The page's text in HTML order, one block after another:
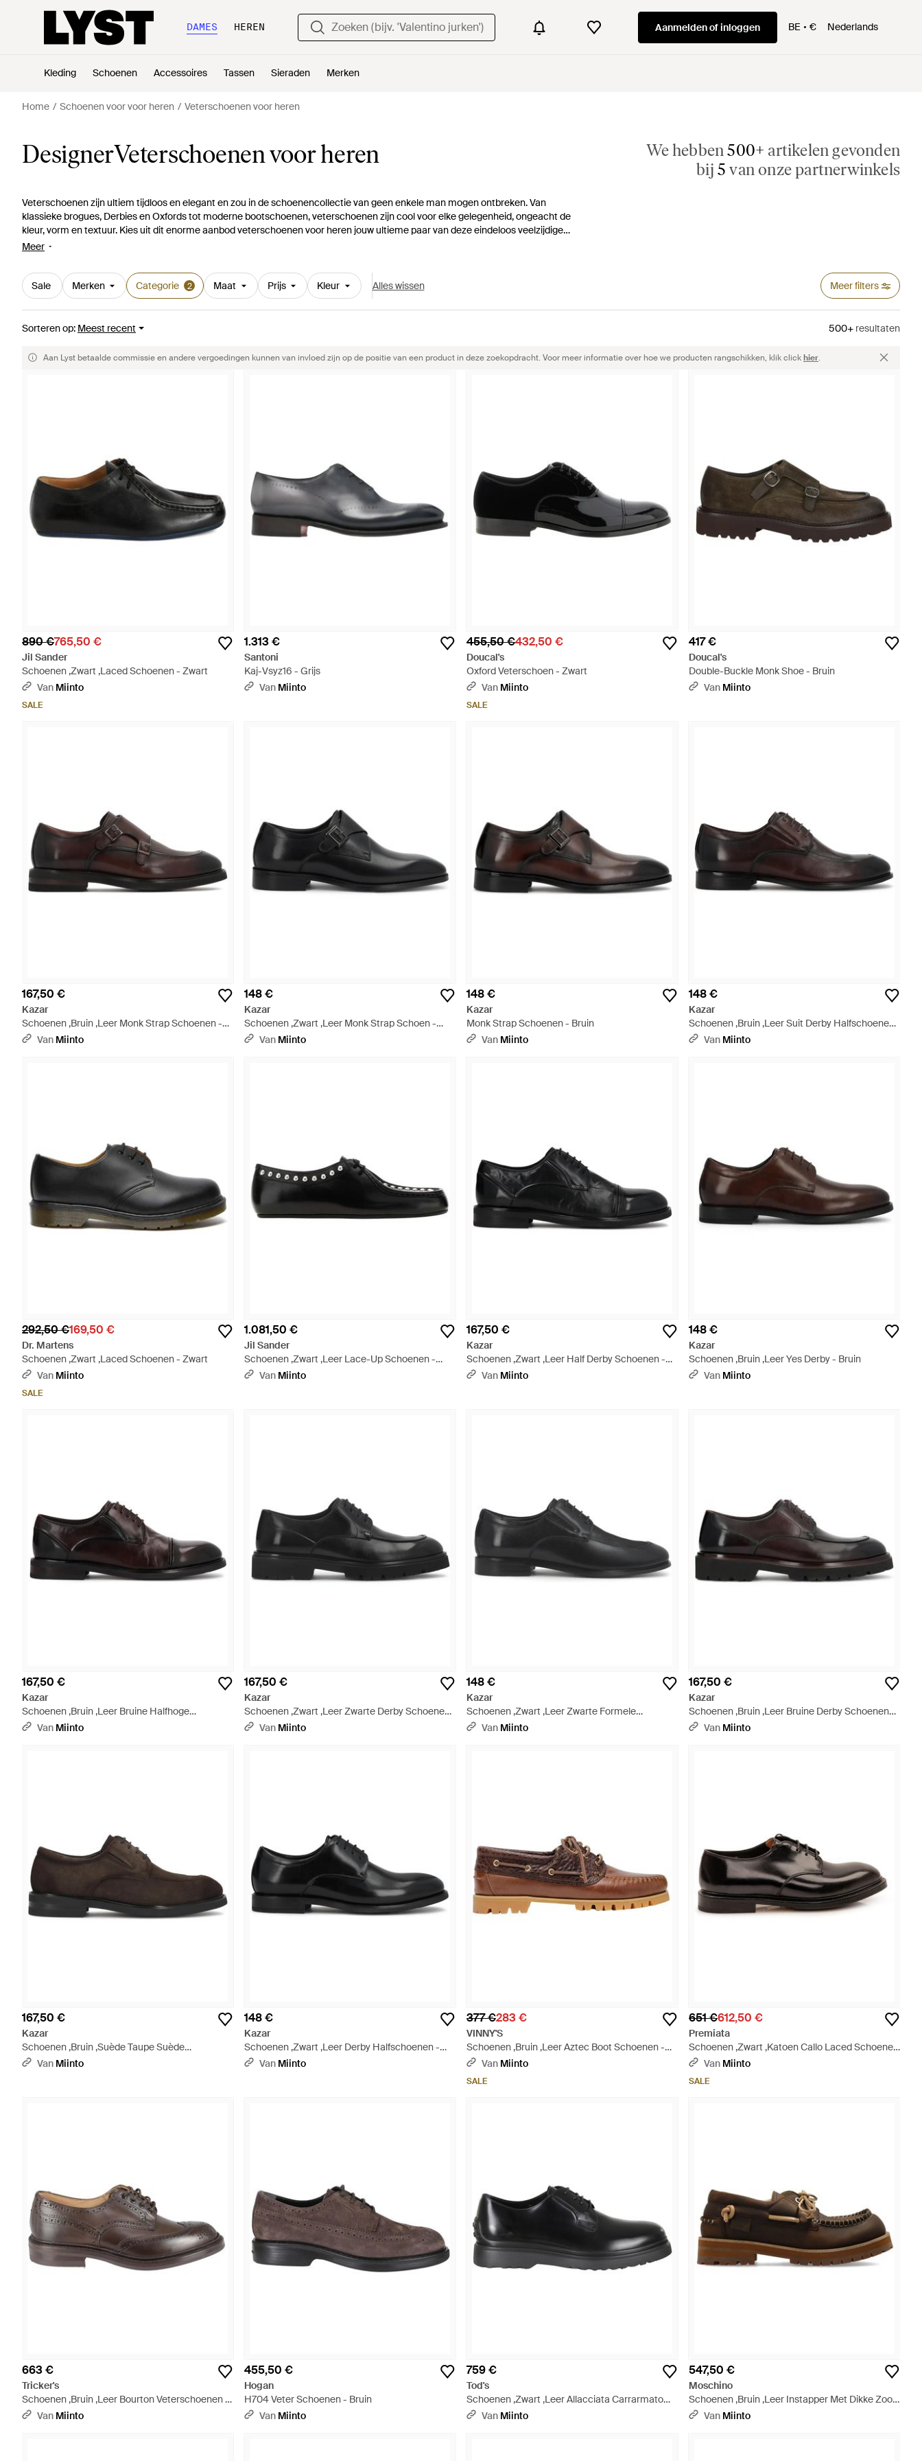
DAMES HEREN Aanmelden of inloggen BE € Nederlands
Kleding Schoenen Accessoires Tassen Sieraden Merken
Home Schoenen voor voor heren Veterschoenen voor heren
DesignerVeterschoenen voor heren
Veterschoenen zijn ultiem tijdloos en elegant en zou in de schoenencollectie van geen enkele man mogen ontbreken. Van
klassieke brogues, Derbies en Oxfords tot moderne bootschoenen, veterschoenen zijn cool voor elke gelegenheid, ongeacht de
kleur, vorm en textuur. Kies uit dit enorme aanbod veterschoenen voor heren jouw ultieme paar van deze eindeloos veelzijdige
schoen. Van wingtips van Zegna tot Derbies van Paul Smith, zelfs voor de meest kritische man is er een paar te vinden.
Meer
We hebben500+ artikelen gevonden
bij 5 van onze partnerwinkels
Sale Merken Categorie 2 Maat Prijs Kleur Alles wissen Meer filters
Sorteren op: Meest recent 500+ resultaten
Aan Lyst betaalde commissie en andere vergoedingen kunnen van invloed zijn op de positie van een product in deze zoekopdracht. Voor meer informatie over hoe we producten rangschikken, klik clickhier.
890 €765,50 €
Jil Sander
Schoenen ,Zwart ,Laced Schoenen - Zwart
Van Miinto
SALE
1.313 €
Santoni
Kaj-Vsyz16 - Grijs
Van Miinto
455,50 €432,50 €
Doucal's
Oxford Veterschoen - Zwart
Van Miinto
SALE
417 €
Doucal's
Double-Buckle Monk Shoe - Bruin
Van Miinto
167,50 €
Kazar
Schoenen ,Bruin ,Leer Monk Strap Schoenen -
BruinVan Miinto
148 €
Kazar
Schoenen ,Zwart ,Leer Monk Strap Schoen -
Zwart
Van Miinto
148 €
Kazar
Monk Strap Schoenen - Bruin
Van Miinto
148 €
Kazar
Schoenen ,Bruin ,Leer Suit Derby Halfschoenen
- Bruin
Van Miinto
292,50 €169,50 €
Dr. Martens
Schoenen ,Zwart ,Laced Schoenen - Zwart
Van Miinto
SALE
1.081,50 €
Jil Sander
Schoenen ,Zwart ,Leer Lace-Up Schoenen -
Zwart
Van Miinto
167,50 €
Kazar
Schoenen ,Zwart ,Leer Half Derby Schoenen -
Zwart
Van Miinto
148 €
Kazar
Schoenen ,Bruin ,Leer Yes Derby - Bruin
Van Miinto
167,50 €
Kazar
Schoenen ,Bruin ,Leer Bruine Halfhoge
Schoenen Met Overlappende Neus - Zwart
Van Miinto
167,50 €
Kazar
Schoenen ,Zwart ,Leer Zwarte Derby Schoenen
Met Massieve Zool - Zwart
Van Miinto
148 €
Kazar
Schoenen ,Zwart ,Leer Zwarte Formele
Schoenen Met Decoratieve Stiksels - Zwart
Van Miinto
167,50 €
Kazar
Schoenen ,Bruin ,Leer Bruine Derby Schoenen
Met Profielzool - Zwart
Van Miinto
167,50 €
Kazar
Schoenen ,Bruin ,Suède Taupe Suède
Veterhalzen Met Elastische Inzetstukken - Bruin
Van Miinto
148 €
Kazar
Schoenen ,Zwart ,Leer Derby Halfschoenen -
Zwart
Van Miinto
377 €283 €
VINNY'S
Schoenen ,Bruin ,Leer Aztec Boot Schoenen -
BruinVan Miinto
SALE
651 €612,50 €
Premiata
Schoenen ,Zwart ,Katoen Callo Laced Schoenen
- Zwart
Van Miinto
SALE
663 €
Tricker's
Schoenen ,Bruin ,Leer Bourton Veterschoenen -
BruinVan Miinto
455,50 €
Hogan
H704 Veter Schoenen - Bruin
Van Miinto
759 €
Tod's
Schoenen ,Zwart ,Leer Allacciata Carrarmato
Light - Zwart
Van Miinto
547,50 €
Moschino
Schoenen ,Bruin ,Leer Instapper Met Dikke Zool
En Rijgdetail - Bruin
Van Miinto